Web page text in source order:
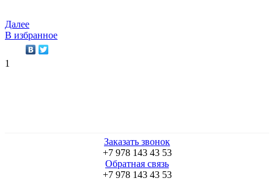
Далее
В избранное
1
Заказать звонок
+7 978 143 43 53
Обратная связь
+7 978 143 43 53